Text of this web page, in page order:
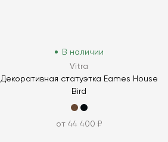
В наличии
Vitra
Декоративная статуэтка Eames House
Bird
от 44 400 ₽